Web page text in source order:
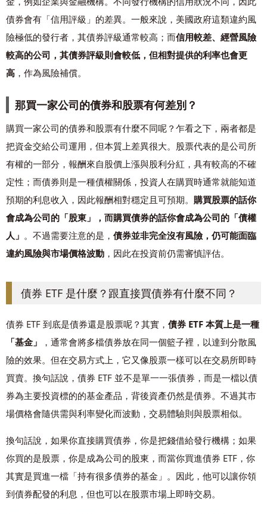
債券會有「信用評級」的差異。一般來說，美國政府這類違約風
險極低的發行者，其債券評級通常較高；而信用較差、經營風險
較高的公司，其債券評級則會較低，但相對提供的利率也會更
高 ，作為風險補償。
那買一家公司的債券和股票有何差別？
購買一家公司的債券和股票有什麼不同呢？乍看之下，兩者都是
把資金交給公司運用，但本質上差異很大。股票代表的是公司所
有權的一部分，報酬來自股價上漲與股利分紅，具有較高的不確
定性；而債券則是一種債權關係，投資人在購買時通常就能知道
預期的利息收入，因此報酬相對穩定且可預期。 購買股票的話你
會成為公司的「股東」，而購買債券的話你會成為公司的「債權
人」 。不過需要注意的是， 債券並非完全沒有風險，仍可能面臨
違約風險與市場價格波動 ，因此在投資前仍需審慎評估。
債券 ETF 是什麼？跟直接買債券有什麼不同？
債券 ETF 到底是債券還是股票呢？其實， 債券 ETF 本質上是一種
「基金」
，通常會將多檔債券放在同一個籃子裡，以達到分散風
險的效果。但在交易方式上，它又像股票一樣可以在交易所即時
買賣。換句話說，債券 ETF 並不是單一一張債券，而是一檔以債
券為主要投資標的的基金產品，背後資產仍然是債券。不過其市
場價格會隨供需與利率變化而波動，交易體驗則與股票相似。
換句話說，如果你直接購買債券，你是把錢借給發行機構；如果
你買的是股票，你是成為公司的股東，而當你買進債券 ETF，你
其實是買進一檔「持有很多債券的基金」。因此，他可以讓你領
到債券配發的利息，但也可以在股票市場上即時交易。